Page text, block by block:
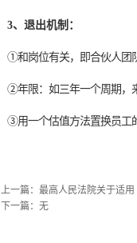
3、退出机制：
①和岗位有关，即合伙人团
②年限：如三年一个周期，
③用一个估值方法置换员工
上一篇： 最高人民法院关于适
下一篇：无